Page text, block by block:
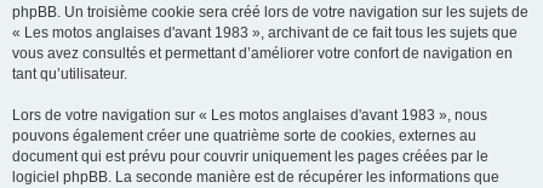
phpBB. Un troisième cookie sera créé lors de votre navigation sur les sujets de
« Les motos anglaises d'avant 1983 », archivant de ce fait tous les sujets que
vous avez consultés et permettant d’améliorer votre confort de navigation en
tant qu’utilisateur.
Lors de votre navigation sur « Les motos anglaises d'avant 1983 », nous
pouvons également créer une quatrième sorte de cookies, externes au
document qui est prévu pour couvrir uniquement les pages créées par le
logiciel phpBB. La seconde manière est de récupérer les informations que